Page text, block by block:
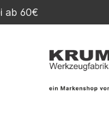
ab 60€